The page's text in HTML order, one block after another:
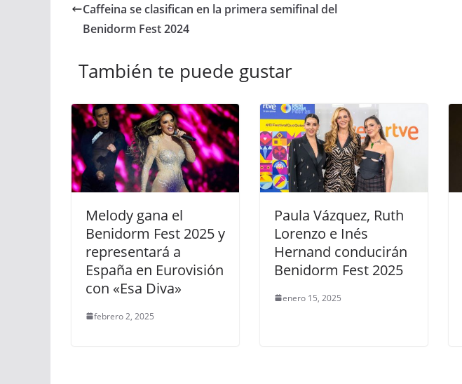
Caffeina se clasifican en la primera semifinal del
Benidorm Fest 2024
También te puede gustar
Melody gana el
Benidorm Fest 2025 y
representará a
España en Eurovisión
con «Esa Diva»
febrero 2, 2025
Paula Vázquez, Ruth
Lorenzo e Inés
Hernand conducirán
Benidorm Fest 2025
enero 15, 2025